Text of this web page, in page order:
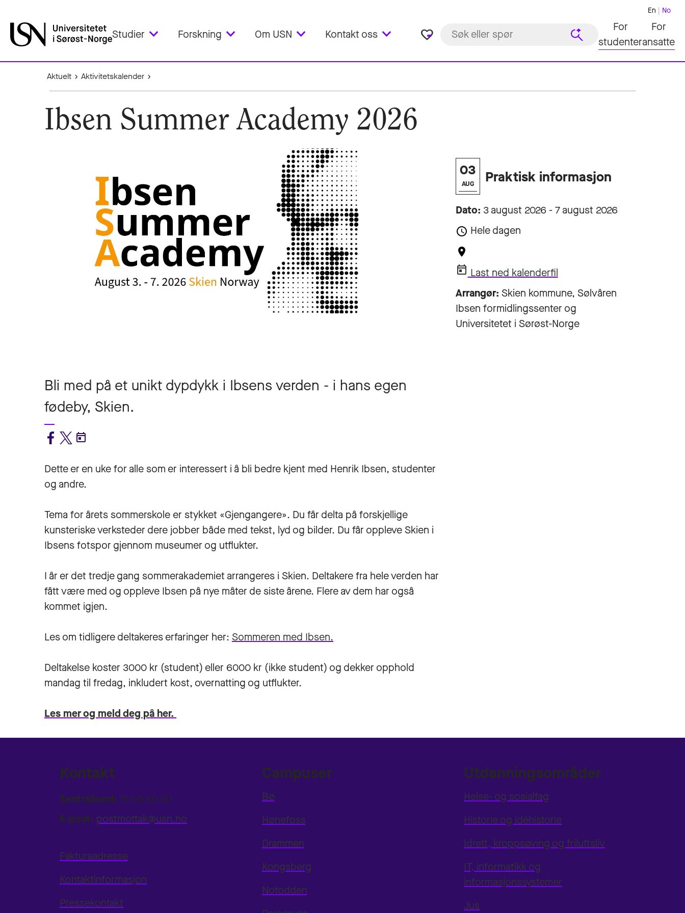
Studier Forskning Om USN Kontakt oss favorite_border
En No
For
studenter
For
ansatte
Aktuelt Aktivitetskalender
Ibsen Summer Academy 2026
Bli med på et unikt dypdykk i Ibsens verden - i hans egen
fødeby, Skien.
Dette er en uke for alle som er interessert i å bli bedre kjent med Henrik Ibsen, studenter
og andre.
Tema for årets sommerskole er stykket «Gjengangere». Du får delta på forskjellige
kunsteriske verksteder dere jobber både med tekst, lyd og bilder. Du får oppleve Skien i
Ibsens fotspor gjennom museumer og utflukter.
I år er det tredje gang sommerakademiet arrangeres i Skien. Deltakere fra hele verden har
fått være med og oppleve Ibsen på nye måter de siste årene. Flere av dem har også
kommet igjen.
Les om tidligere deltakeres erfaringer her: Sommeren med Ibsen.
Deltakelse koster 3000 kr (student) eller 6000 kr (ikke student) og dekker opphold
mandag til fredag, inkludert kost, overnatting og utflukter.
Les mer og meld deg på her.
03
AUG Praktisk informasjon
Dato: 3 august 2026 - 7 august 2026
Hele dagen
Last ned kalenderfil
Arrangør: Skien kommune, Sølvåren
Ibsen formidlingssenter og
Universitetet i Sørøst-Norge
Kontakt
Sentralbord: 31 00 80 00
E-post: postmottak@usn.no
Fakturaadresse
Kontaktinformasjon
Pressekontakt
Campuser
Bø
Hønefoss
Drammen
Kongsberg
Notodden
Utdanningsområder
Helse- og sosialfag
Historie og idéhistorie
Idrett, kroppsøving og friluftsliv
IT, informatikk og
informasjonssystemer
Jus